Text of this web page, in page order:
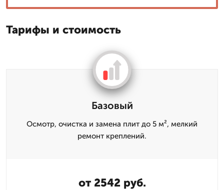
Тарифы и стоимость
Базовый
Осмотр, очистка и замена плит до 5 м², мелкий
ремонт креплений.
от 2542 руб.